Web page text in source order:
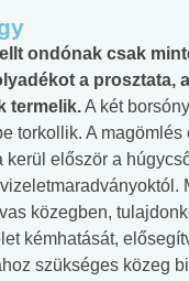
ondónak csak
a prosztata,
termelik.A két
torkollik. A magömlés
kerül először a
közegben,
kémhatását,
szükséges közeg